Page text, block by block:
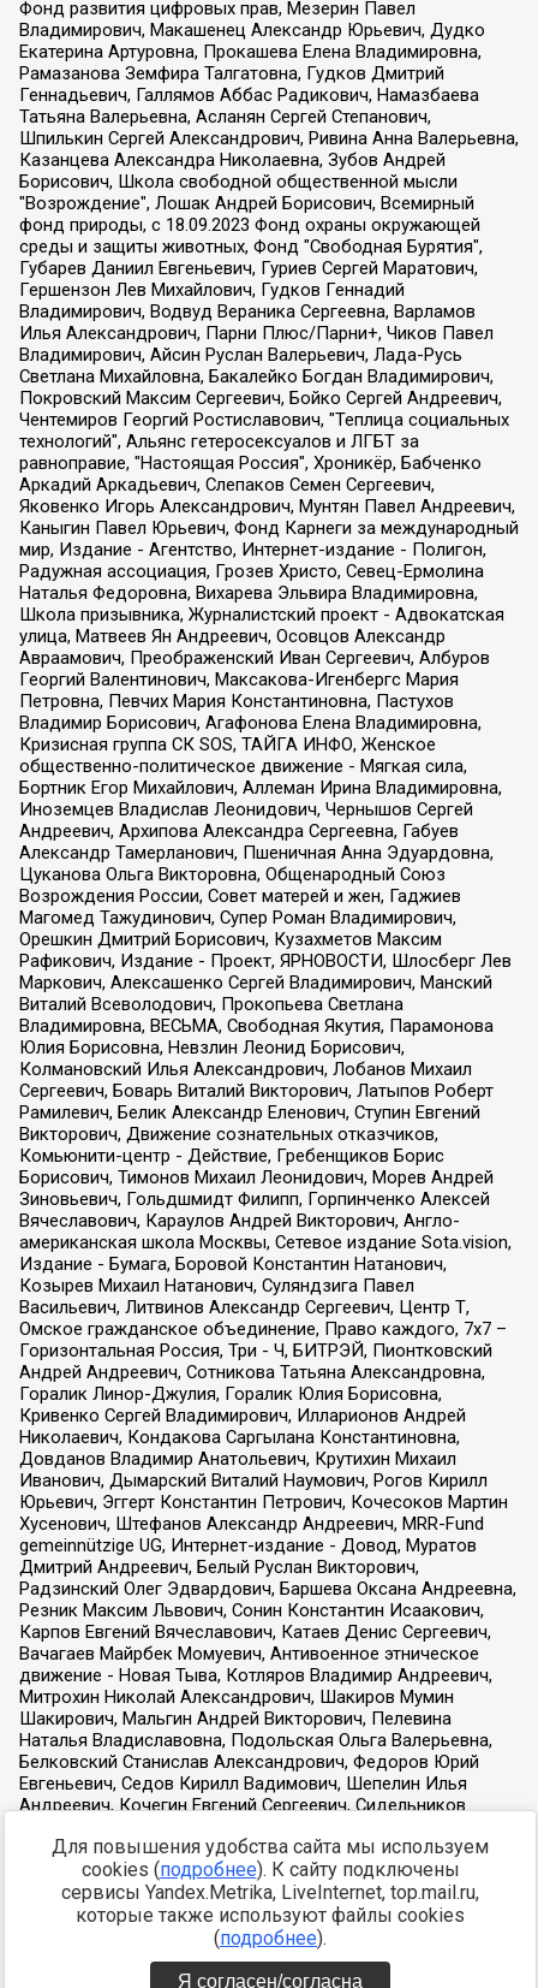
Для повышения удобства сайта мы используем
cookies (подробнее). К сайту подключены
сервисы Yandex.Metrika, LiveInternet, top.mail.ru,
которые также используют файлы cookies
(подробнее).
Я согласен/согласна